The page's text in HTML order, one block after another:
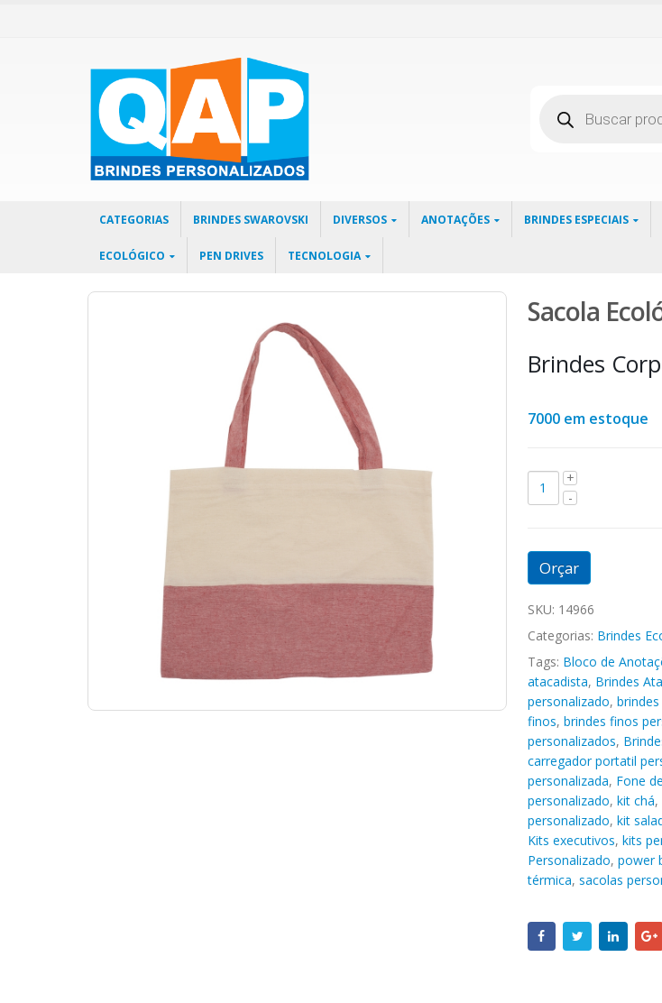
produtos
CATEGORIAS BRINDES SWAROVSKI DIVERSOS ANOTAÇÕES BRINDES ESPECIAIS
ECOLÓGICO PEN DRIVES TECNOLOGIA
Sacola
Brindes
7000 em estoque
Orçar
SKU: 14966
Categorias: Brindes
Tags: Bloco de
atacadista, Brindes
personalizado,
finos, brindes finos
personalizados,
carregador portatil
personalizada, Fone
personalizado, kit chá,
personalizado, kit
Kits executivos, kits
Personalizado, power
térmica, sacolas